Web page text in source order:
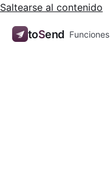
Saltearse al contenido
toSend Funciones